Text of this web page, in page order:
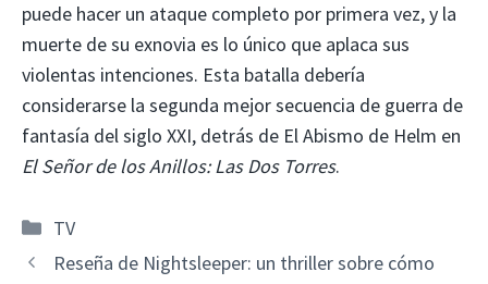
puede hacer un ataque completo por primera vez, y la
muerte de su exnovia es lo único que aplaca sus
violentas intenciones. Esta batalla debería
considerarse la segunda mejor secuencia de guerra de
fantasía del siglo XXI, detrás de El Abismo de Helm en
El Señor de los Anillos: Las Dos Torres.
Categorías
TV
Reseña de Nightsleeper: un thriller sobre cómo